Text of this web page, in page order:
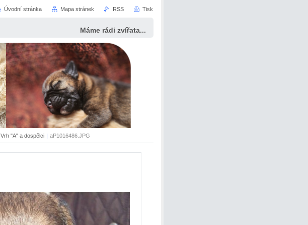
Máme rádi zvířata...
Vrh "A" a dospělci | aP1016486.JPG
Úvodní stránka Mapa stránek RSS Tisk